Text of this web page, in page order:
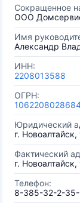
Сокращенное
ООО
Имя
Александр
ИНН:
2208013588
ОГРН:
Юридический
г.
Фактический
г.
Телефон:
8-385-32-2-35-